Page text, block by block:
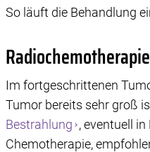
So läuft die Behandlung
Im fortgeschrittenen
Tumor bereits sehr groß
Bestrahlung , eventuell
Chemotherapie,